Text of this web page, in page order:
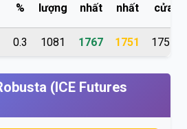
%
lượng
nhất
nhất
cửa
0.3 1081 1767 1751 1755
(ICE Futures